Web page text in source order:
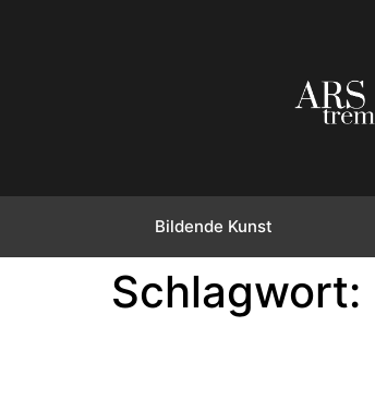
Bildende Kunst
Schlagwort: